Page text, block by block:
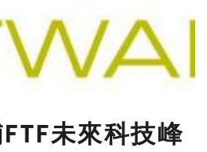
未來科技峰